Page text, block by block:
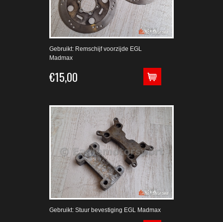
Gebruikt: Remschijf voorzijde EGL
Madmax
€15,00
Gebruikt: Stuur bevestiging EGL Madmax